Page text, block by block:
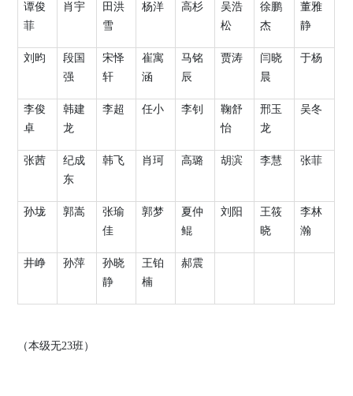
谭俊
菲
肖宇
田洪
雪
杨洋 高杉
吴浩
松
徐鹏
杰
董雅
静
刘昀
段国
强
宋怿
轩
崔寓
涵
马铭
辰
贾涛
闫晓
晨
于杨
李俊
卓
韩建
龙
李超 任小 李钊
鞠舒
怡
邢玉
龙
吴冬
张茜
纪成
东
韩飞 肖珂 高璐 胡滨 李慧 张菲
孙垅 郭嵩
张瑜
佳
郭梦
夏仲
鲲
刘阳
王筱
晓
李林
瀚
井峥 孙萍
孙晓
静
王铂
楠
郝震
（本级无23班）